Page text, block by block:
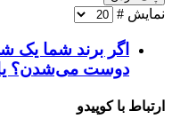
نمایش #
اگر برند شما یک
دوست می‌شدن؟
ارتباط با کوپیدو